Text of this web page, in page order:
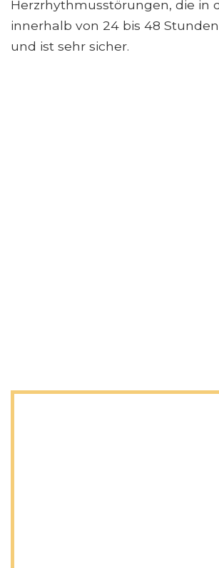
Herzrhythmusstörungen, die in
innerhalb von 24 bis 48
und ist sehr sicher.